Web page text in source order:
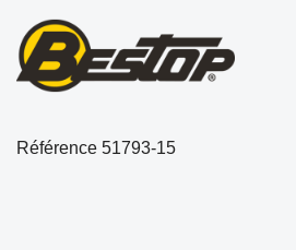
Référence 51793-15